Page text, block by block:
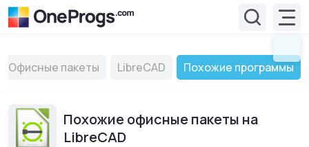
Офисные пакеты LibreCAD Похожие программы
Похожие офисные пакеты на
LibreCAD